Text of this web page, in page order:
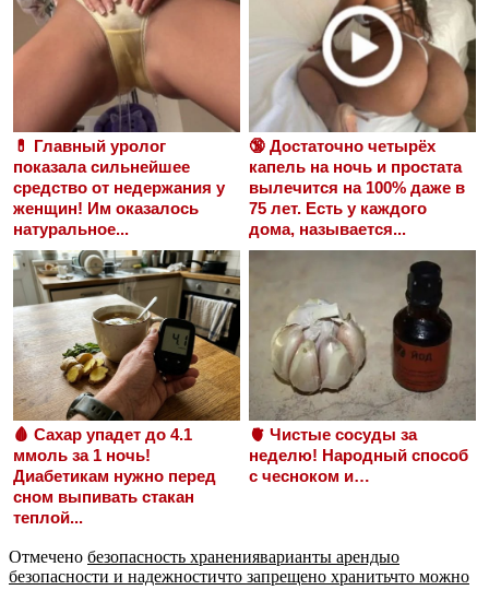
💊 Главный уролог
показала сильнейшее
средство от недержания у
женщин! Им оказалось
натуральное...
🔞 Достаточно четырёх
капель на ночь и простата
вылечится на 100% даже в
75 лет. Есть у каждого
дома, называется...
🩸 Сахар упадет до 4.1
ммоль за 1 ночь!
Диабетикам нужно перед
сном выпивать стакан
теплой...
🫀 Чистые сосуды за
неделю! Народный способ
с чесноком и…
Отмечено безопасность храненияварианты арендыо
безопасности и надежностичто запрещено хранитьчто можно